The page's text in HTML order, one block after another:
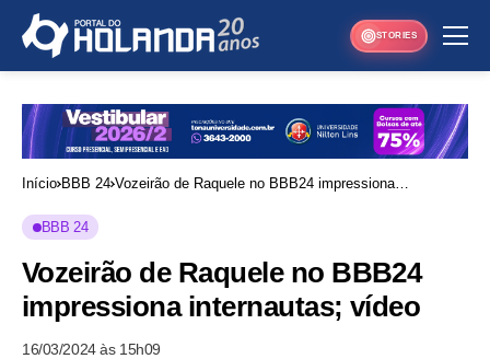
STORIES
Início BBB 24 Vozeirão de Raquele no BBB24 impressiona
BBB 24
Vozeirão de Raquele no BBB24
impressiona internautas; vídeo
16/03/2024 às 15h09